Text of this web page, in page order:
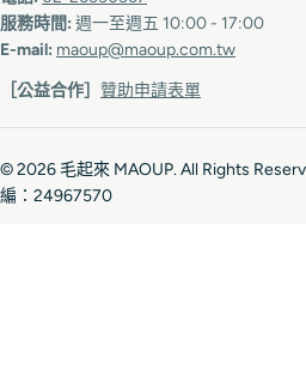
服務時間: 週一至週五 10:00 - 17:00
E-mail: maoup@maoup.com.tw
［公益合作］ 贊助申請表單
© 2026 毛起來 MAOUP. All Rights
編：24967570